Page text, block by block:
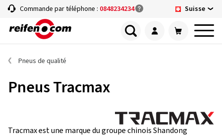
Commande par téléphone : 0848234234 Suisse
Pneus de qualité
Pneus Tracmax
Tracmax est une marque du groupe chinois Shandong